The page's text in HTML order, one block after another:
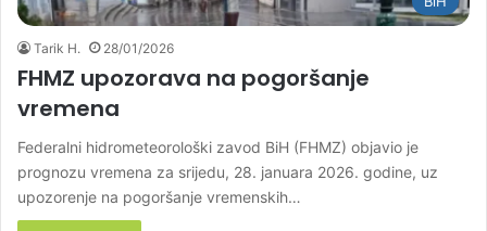
Tarik H. 28/01/2026
FHMZ upozorava na pogoršanje
vremena
Federalni hidrometeorološki zavod BiH (FHMZ) objavio je
prognozu vremena za srijedu, 28. januara 2026. godine, uz
upozorenje na pogoršanje vremenskih…